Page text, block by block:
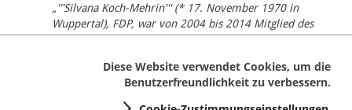
„'''Silvana Koch-Mehrin''' (* 17. November 1970 in
Wuppertal), FDP, war von 2004 bis 2014 Mitglied des
Europäischen Parlaments, seit November 2014 ist sie für
Diese Website verwendet Cookies, um die
Benutzerfreundlichkeit zu verbessern.